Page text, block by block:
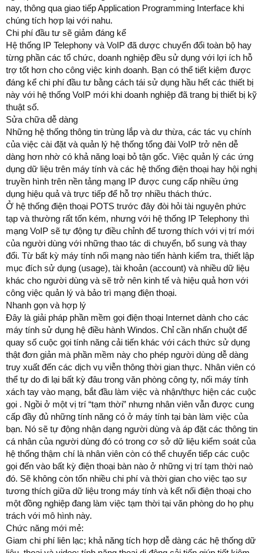
nay, thông qua giao tiếp Application Programming Interface khi
chúng tích hợp lại với nahu.
Chi phí đầu tư sẽ giảm đáng kể
Hệ thống IP Telephony và VoIP đã dược chuyển đổi toàn bộ hay
từng phần các tổ chức, doanh nghiệp đều sử dụng với lợi ích hỗ
trợ tốt hơn cho công việc kinh doanh. Bạn có thể tiết kiệm được
đáng kể chi phí đầu tư bằng cách tái sử dụng hầu hết các thiết bị
này với hệ thống VoIP mới khi doanh nghiệp đã trang bị thiết bị kỹ
thuật số.
Sửa chữa dễ dàng
Những hệ thống thông tin trùng lắp và dư thừa, các tác vụ chính
của việc cài đặt và quản lý hệ thống tổng đài VoIP trở nên dễ
dàng hơn nhờ có khả năng loại bỏ tận gốc. Việc quản lý các ứng
dụng dữ liệu trên máy tính và các hệ thống điện thoại hay hội nghị
truyền hình trên nền tảng mạng IP được cung cấp nhiều ứng
dụng hiệu quả và trực tiếp để hỗ trợ nhiều thách thức.
Ở hệ thống điện thoại POTS trước đây đòi hỏi tài nguyên phức
tạp và thường rất tốn kém, nhưng với hệ thống IP Telephony thì
mạng VoIP sẽ tự động tự điều chỉnh để tương thích với vị trí mới
của người dùng với những thao tác di chuyển, bổ sung và thay
đổi. Từ bất kỳ máy tính nối mạng nào tiến hành kiểm tra, thiết lập
mục đích sử dụng (usage), tài khoản (account) và nhiều dữ liệu
khác cho người dùng và sẽ trở nên kinh tế và hiệu quả hơn với
công việc quản lý và bảo trì mạng điện thoại.
Nhanh gọn và hợp lý
Đây là giải pháp phần mềm gọi điện thoại Internet dành cho các
máy tính sử dụng hệ điều hành Windos. Chỉ cần nhấn chuột để
quay số cuộc gọi tính năng cải tiến khác với cách thức sử dụng
thật đơn giản mà phần mềm này cho phép người dùng dễ dàng
truy xuất đến các dịch vụ viễn thông thời gian thực. Nhân viên có
thể tự do đi lại bất kỳ đâu trong văn phòng công ty, nối máy tính
xách tay vào mạng, bắt đầu làm việc và nhận/thực hiện các cuộc
gọi . Ngồi ở một vị trí “tạm thời” nhưng nhân viên vẫn được cung
cấp đầy đủ những tính năng có ở máy tính tại bàn làm việc của
bạn. Nó sẽ tự động nhận dạng người dùng và áp đặt các thông tin
cá nhân của người dùng đó có trong cơ sở dữ liệu kiểm soát của
hệ thống thậm chí là nhân viên còn có thể chuyển tiếp các cuộc
gọi đến vào bất kỳ điện thoại bàn nào ở những vị trí tạm thời naò
đó. Sẽ không còn tốn nhiều chi phí và thời gian cho việc tạo sự
tương thích giữa dữ liệu trong máy tính và kết nối điện thoại cho
một đồng nghiệp đang làm việc tạm thời tại văn phòng do họ phụ
trách với mô hình này.
Chức năng mới mẻ:
Giam chi phí liên lạc; khả năng tích hợp dễ dàng các hệ thống dữ